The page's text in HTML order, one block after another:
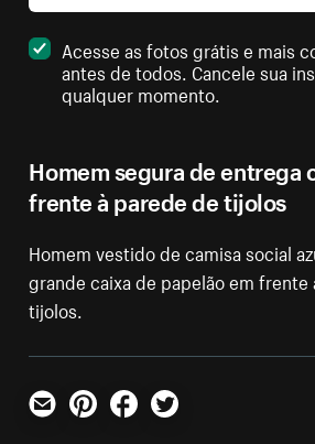
Homem segura de entrega
frente à parede de tijolos
Homem vestido de camisa social
grande caixa de papelão em frente
tijolos.
Acesse as fotos grátis e mais
antes de todos. Cancele sua
qualquer momento.
E-mailPinterestFacebookTwitter